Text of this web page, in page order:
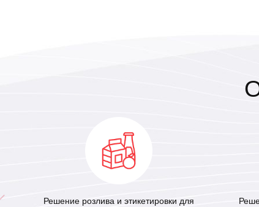
Решение розлива и этикетировки для